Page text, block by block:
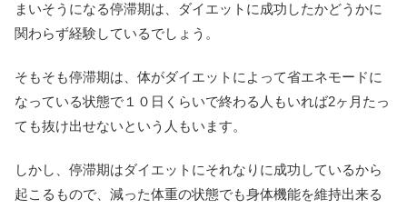
まいそうになる停滞期は、ダイエットに成功したかどうかに
関わらず経験しているでしょう。
そもそも停滞期は、体がダイエットによって省エネモードに
なっている状態で１０日くらいで終わる人もいれば2ヶ月たっ
ても抜け出せないという人もいます。
しかし、停滞期はダイエットにそれなりに成功しているから
起こるもので、減った体重の状態でも身体機能を維持出来る